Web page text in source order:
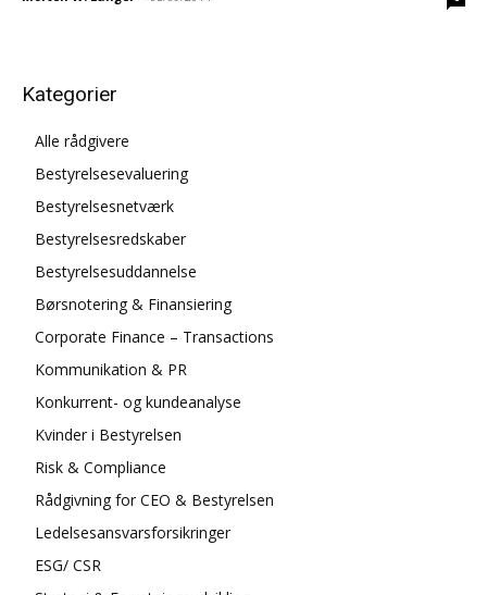
Kategorier
Alle rådgivere
Bestyrelsesevaluering
Bestyrelsesnetværk
Bestyrelsesredskaber
Bestyrelsesuddannelse
Børsnotering & Finansiering
Corporate Finance – Transactions
Kommunikation & PR
Konkurrent- og kundeanalyse
Kvinder i Bestyrelsen
Risk & Compliance
Rådgivning for CEO & Bestyrelsen
Ledelsesansvarsforsikringer
ESG/ CSR